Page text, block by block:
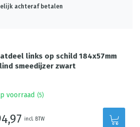
achteraf betalen
links op schild 184x57mm
smeedijzer zwart
voorraad (5)
incl. BTW